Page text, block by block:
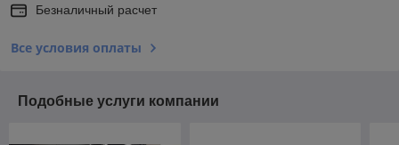
Безналичный расчет
Все условия оплаты
Подобные услуги компании